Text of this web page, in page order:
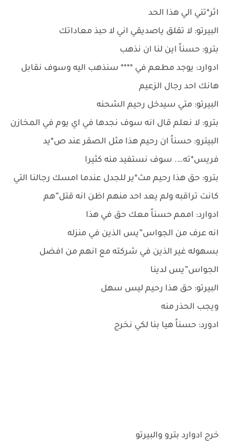
اثر*تني الي هذا الحد
البيرتو: لا تقلق ياصديقي اني لا حبذ معاداتك
بترو: حسناً اين لنا ان نذهب
ادوارد: يوجد مطعم في **** سنذهب اليه وسوف نقابل
هانك احد رجال الزعيم
البيرتو: متي سيدخل رحيم الشحنه
بترو: لا نعلم قال انه سوف نجدها في اي يوم في المخازن
البيترو: حسناً ان رحيم هذا مثل الصقر عند ص*يد
فريس*ته…. سوف نستفيد منه كثيرا
بترو: حق هذا رحيم مث*ير للجدل عندما امسك رجالنا التي
كانت تراقبه ولم يعد احد منهم اظن انه قتل”هم
ادوارد: اممم حسناً معك حق في هذا
انه عرف من الجواس”يس الذين في منزله
بسهوله غير الذين في شركته مع انهم من افضل
الجواس”يس لدينا
البيرتو: حق هذا رحيم ليس سهل
ويجب الحذر منه
ادورد: حسناً هيا بنا لكي نخرج
خرج ادوارد بترو والبيرتو